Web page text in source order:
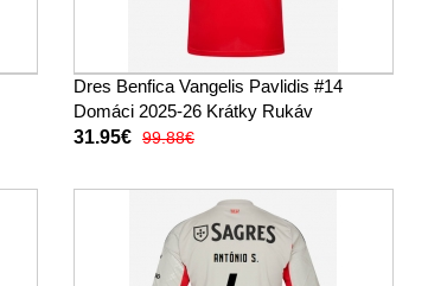
Dres Benfica Vangelis Pavlidis #14
Domáci 2025-26 Krátky Rukáv
31.95€ 99.88€